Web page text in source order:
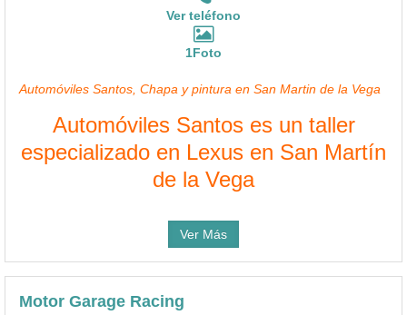
Ver teléfono
1Foto
Automóviles Santos, Chapa y pintura en San Martin de la Vega
Automóviles Santos es un taller
especializado en Lexus en San Martín
de la Vega
Ver Más
Motor Garage Racing